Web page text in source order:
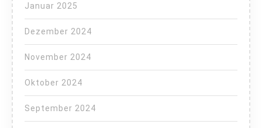
Januar 2025
Dezember 2024
November 2024
Oktober 2024
September 2024